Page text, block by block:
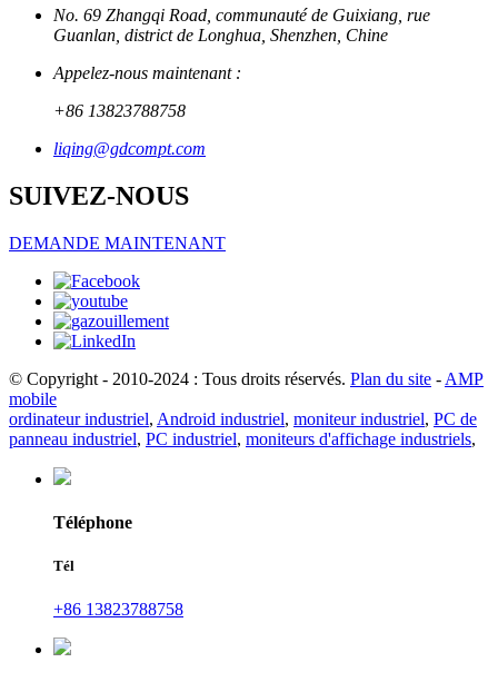
No. 69 Zhangqi Road, communauté de Guixiang, rue
Guanlan, district de Longhua, Shenzhen, Chine
Appelez-nous maintenant :
+86 13823788758
liqing@gdcompt.com
SUIVEZ-NOUS
DEMANDE MAINTENANT
© Copyright - 2010-2024 : Tous droits réservés. Plan du site - AMP
mobile
ordinateur industriel, Android industriel, moniteur industriel, PC de
panneau industriel, PC industriel, moniteurs d'affichage industriels,
Téléphone
Tél
+86 13823788758